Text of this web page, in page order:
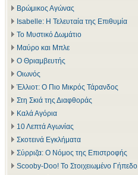
Βρώμικος Αγώνας
Isabelle: Η Τελευταία της Επιθυμία
Το Μυστικό Δωμάτιο
Μαύρο και Μπλε
Ο Θριαμβευτής
Οιωνός
Έλλιοτ: Ο Πιο Μικρός Τάρανδος
Στη Σκιά της Διαφθοράς
Καλά Αγόρια
10 Λεπτά Αγωνίας
Σκοτεινά Εγκλήματα
Σύρριζα: Ο Νόμος της Επιστροφής
Scooby-Doo! Το Στοιχειωμένο Γήπεδο